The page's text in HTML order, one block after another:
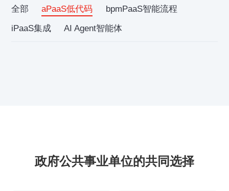
全部 aPaaS低代码
bpmPaaS智能流程
iPaaS集成
AI Agent智能体
政府公共事业单位的共同选择